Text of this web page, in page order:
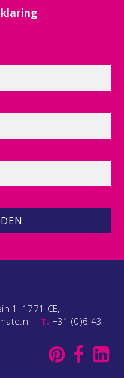
1, 1771 CE,
| T. +31 (0)6 43